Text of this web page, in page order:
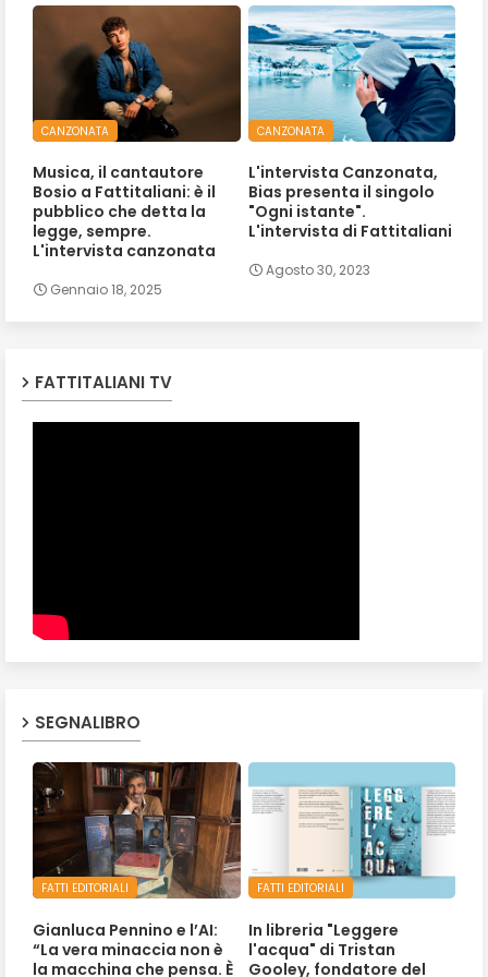
CANZONATA
Musica, il cantautore
Bosio a Fattitaliani: è il
pubblico che detta la
legge, sempre.
L'intervista canzonata
Gennaio 18, 2025
CANZONATA
L'intervista Canzonata,
Bias presenta il singolo
"Ogni istante".
L'intervista di Fattitaliani
Agosto 30, 2023
FATTITALIANI TV
SEGNALIBRO
FATTI EDITORIALI
Gianluca Pennino e l’AI:
“La vera minaccia non è
la macchina che pensa. È
FATTI EDITORIALI
In libreria "Leggere
l'acqua" di Tristan
Gooley, fondatore del